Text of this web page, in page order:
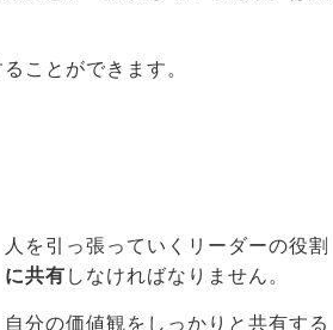
ことができます。
を引っ張っていくリーダーの役割
共有 しなければなりません。
分の価値観をしっかりと共有する